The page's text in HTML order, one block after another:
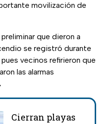
movilización de
que dieron a
se registró durante
pues vecinos refirieron que
las alarmas
Cierran playas